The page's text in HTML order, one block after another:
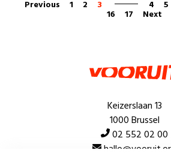
Previous 1 2 3 4 5
16 17 Next
Keizerslaan 13
1000 Brussel
02 552 02 00